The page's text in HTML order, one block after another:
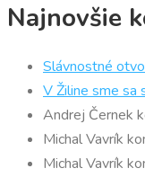
Najnovšie
Slávnostné
V Žiline sme sa
Andrej Černek
Michal Vavrík
Michal Vavrík